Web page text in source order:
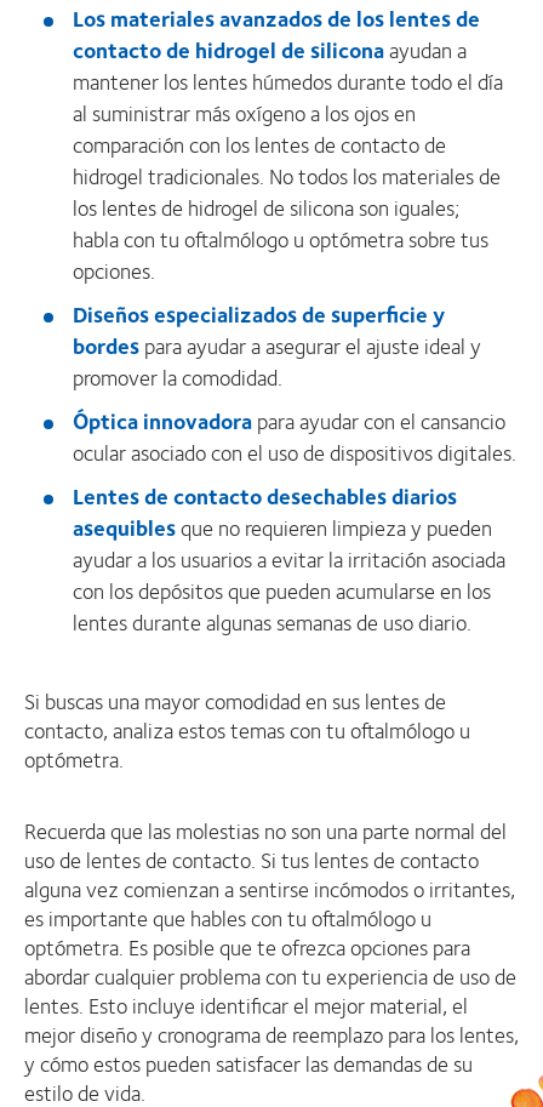
Los materiales avanzados de los lentes de
contacto de hidrogel de siliconaayudan a
mantener los lentes húmedos durante todo el día
al suministrar más oxígeno a los ojos en
comparación con los lentes de contacto de
hidrogel tradicionales. No todos los materiales de
los lentes de hidrogel de silicona son iguales;
habla con tu oftalmólogo u optómetra sobre tus
opciones.
Diseños especializados de superficie y
bordespara ayudar a asegurar el ajuste ideal y
promover la comodidad.
Óptica innovadorapara ayudar con el cansancio
ocular asociado con el uso de dispositivos digitales.
Lentes de contacto desechables diarios
asequiblesque no requieren limpieza y pueden
ayudar a los usuarios a evitar la irritación asociada
con los depósitos que pueden acumularse en los
lentes durante algunas semanas de uso diario.
Si buscas una mayor comodidad en sus lentes de
contacto, analiza estos temas con tu oftalmólogo u
optómetra.
Recuerda que las molestias no son una parte normal del
uso de lentes de contacto. Si tus lentes de contacto
alguna vez comienzan a sentirse incómodos o irritantes,
es importante que hables con tu oftalmólogo u
optómetra. Es posible que te ofrezca opciones para
abordar cualquier problema con tu experiencia de uso de
lentes. Esto incluye identificar el mejor material, el
mejor diseño y cronograma de reemplazo para los lentes,
y cómo estos pueden satisfacer las demandas de su
estilo de vida.